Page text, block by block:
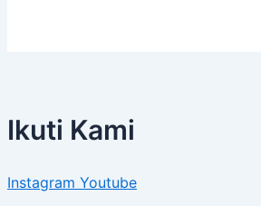
Ikuti Kami
Instagram Youtube